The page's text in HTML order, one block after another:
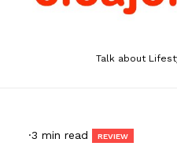
Talk about
·3 min read REVIEW